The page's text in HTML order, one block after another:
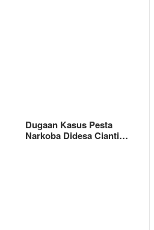
Dugaan Kasus Pesta
Narkoba Didesa Cianti…